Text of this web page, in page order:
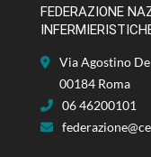
FEDERAZIONE
Via Agostino
00184 Roma
06 46200101